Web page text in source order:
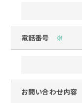
電話番号 ※
お問い合わせ内容